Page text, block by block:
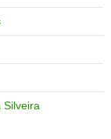
Silveira